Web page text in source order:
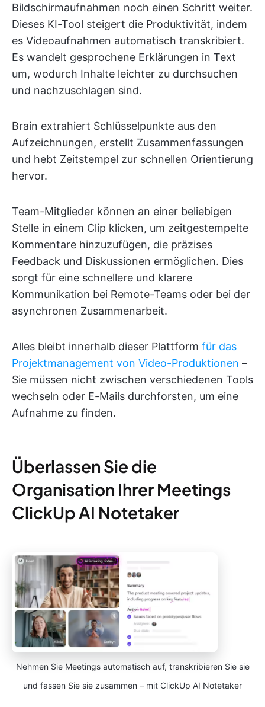
Bildschirmaufnahmen noch einen Schritt weiter.
Dieses KI-Tool steigert die Produktivität, indem
es Videoaufnahmen automatisch transkribiert.
Es wandelt gesprochene Erklärungen in Text
um, wodurch Inhalte leichter zu durchsuchen
und nachzuschlagen sind.
Brain extrahiert Schlüsselpunkte aus den
Aufzeichnungen, erstellt Zusammenfassungen
und hebt Zeitstempel zur schnellen Orientierung
hervor.
Team-Mitglieder können an einer beliebigen
Stelle in einem Clip klicken, um zeitgestempelte
Kommentare hinzuzufügen, die präzises
Feedback und Diskussionen ermöglichen. Dies
sorgt für eine schnellere und klarere
Kommunikation bei Remote-Teams oder bei der
asynchronen Zusammenarbeit.
Alles bleibt innerhalb dieser Plattform für das
Projektmanagement von Video-Produktionen –
Sie müssen nicht zwischen verschiedenen Tools
wechseln oder E-Mails durchforsten, um eine
Aufnahme zu finden.
Überlassen Sie die
Organisation Ihrer Meetings
ClickUp AI Notetaker
Nehmen Sie Meetings automatisch auf, transkribieren Sie sie
und fassen Sie sie zusammen – mit ClickUp AI Notetaker